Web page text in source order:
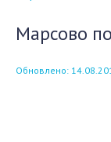
Марсово
Обновлено: